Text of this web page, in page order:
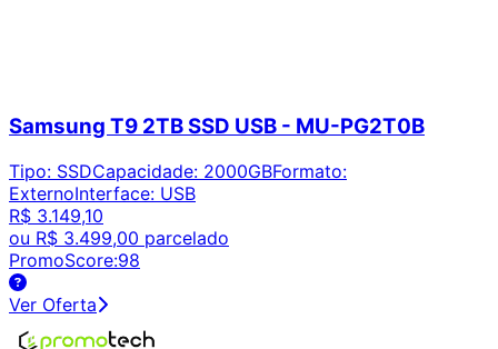
Samsung T9 2TB SSD USB - MU-PG2T0B
Tipo: SSDCapacidade: 2000GBFormato:
ExternoInterface: USB
R$ 3.149,10
ou R$ 3.499,00 parcelado
PromoScore:98
Ver Oferta